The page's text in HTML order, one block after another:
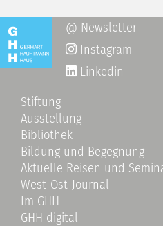
@ Newsletter
Instagram
Linkedin
Stiftung
Ausstellung
Bibliothek
Bildung und Begegnung
Aktuelle Reisen und
West-Ost-Journal
Im GHH
GHH digital